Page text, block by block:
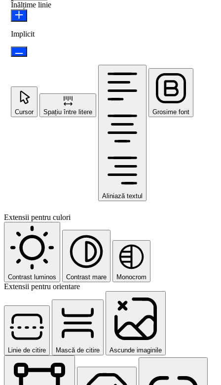
Înălțime linie
Implicit
Cursor Spațiu între litere
Aliniază textul
Grosime font
Extensii pentru culori
Contrast luminos Contrast mare Monocrom
Extensii pentru orientare
Linie de citire Mască de citire Ascunde imaginile